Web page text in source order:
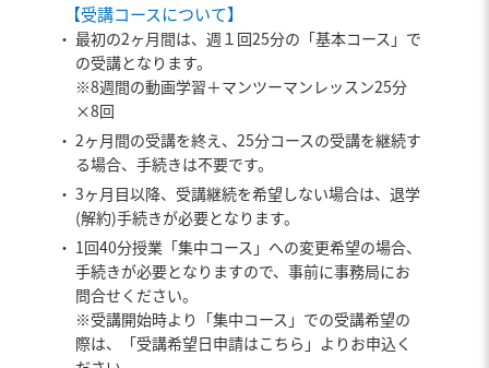
【受講コースについて】
最初の2ヶ月間は、週１回25分の「基本コース」で
の受講となります。
※8週間の動画学習＋マンツーマンレッスン25分
×8回
2ヶ月間の受講を終え、25分コースの受講を継続す
る場合、手続きは不要です。
3ヶ月目以降、受講継続を希望しない場合は、退学
(解約)手続きが必要となります。
1回40分授業「集中コース」への変更希望の場合、
手続きが必要となりますので、事前に事務局にお
問合せください。
※受講開始時より「集中コース」での受講希望の
際は、「受講希望日申請はこちら」よりお申込く